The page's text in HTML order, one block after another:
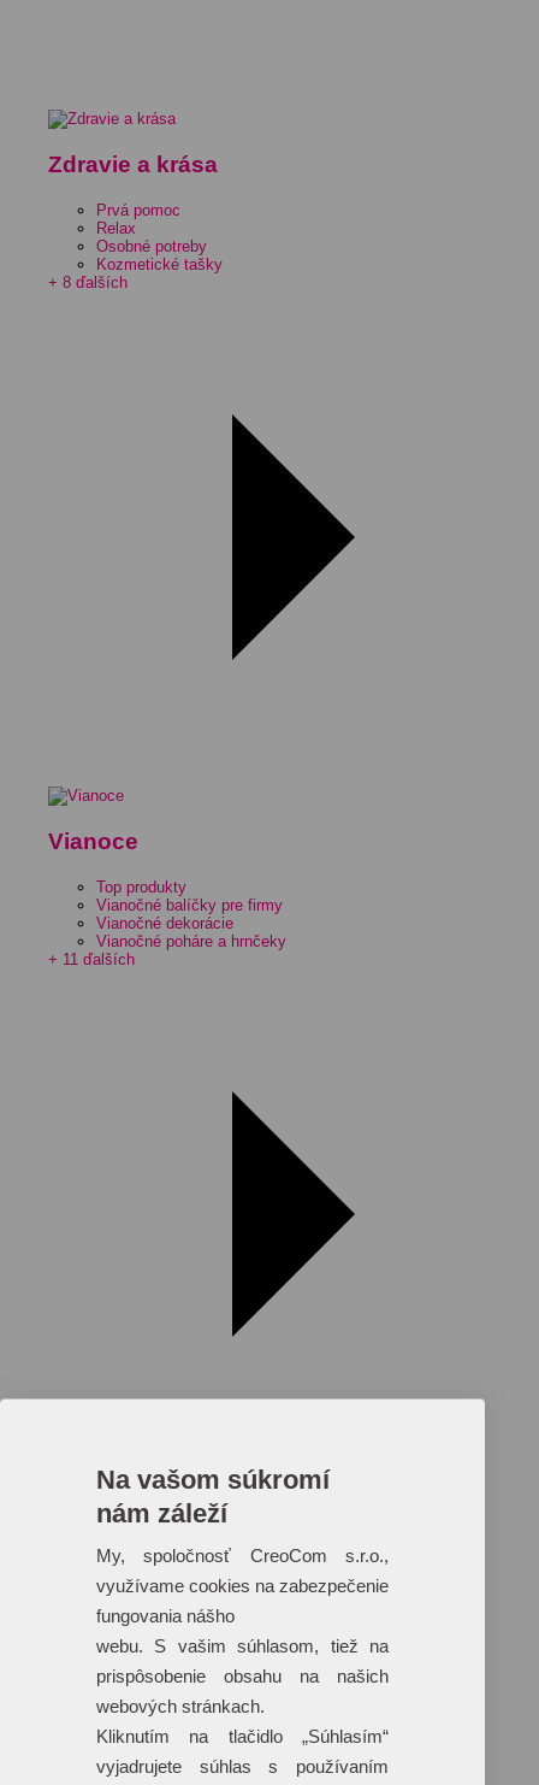
Zdravie a krása
Prvá pomoc
Relax
Osobné potreby
Kozmetické tašky
+ 8 ďalších
Vianoce
Top produkty
Vianočné balíčky pre firmy
Vianočné dekorácie
Vianočné poháre a hrnčeky
+ 11 ďalších
Reklamné predmety s plnofarebnou
potlačou
Dáždniky
Tašky
Hračky
Klobúky
Na vašom súkromí
nám záleží
My, spoločnosť CreoCom s.r.o.,
využívame cookies na zabezpečenie
fungovania nášho
webu. S vašim súhlasom, tiež na
prispôsobenie obsahu na našich
webových stránkach.
Kliknutím na tlačidlo „Súhlasím“
vyjadrujete súhlas s používaním